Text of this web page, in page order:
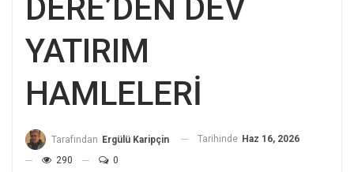
DERE’DEN DEV
YATIRIM
HAMLELERİ
Tarafından Ergülü Karipçin Tarihinde Haz 16, 2026
290
0